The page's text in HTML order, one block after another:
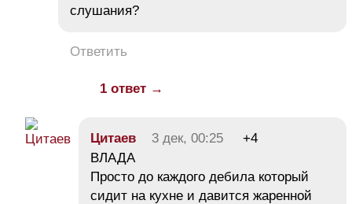
слушания?
Ответить
1 ответ →
Цитаев 3 дек, 00:25
+4
ВЛАДА
Просто до каждого дебила который
сидит на кухне и давится жаренной